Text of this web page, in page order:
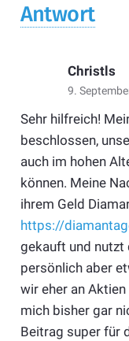
Antwort
Christls
9.
Sehr hilfreich!
beschlossen,
auch im hohen
können. Meine
ihrem Geld
https://
gekauft und nutzt
persönlich aber
wir eher an
mich bisher gar
Beitrag super für